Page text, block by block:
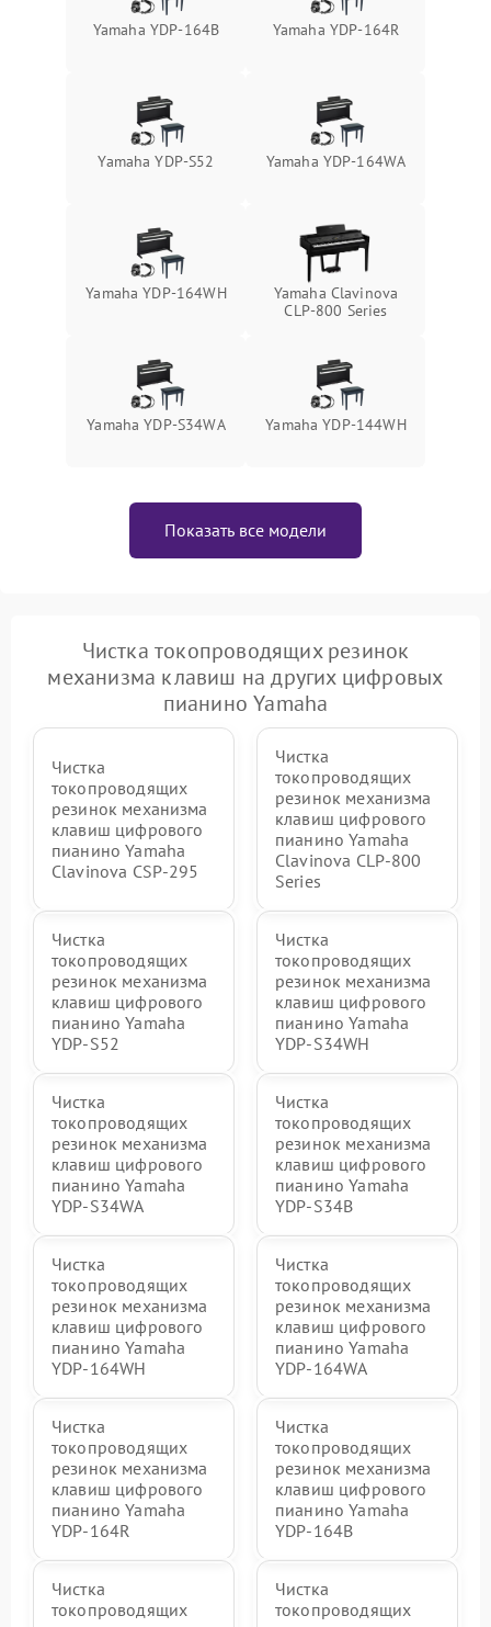
Yamaha YDP-164B Yamaha YDP-164R
Yamaha YDP-S52 Yamaha YDP-164WA
Yamaha YDP-164WH
Yamaha Clavinova
CLP-800 Series
Yamaha YDP-S34WA Yamaha YDP-144WH
Показать все модели
Чистка токопроводящих резинок
механизма клавиш на других цифровых
пианино Yamaha
Чистка
токопроводящих
резинок механизма
клавиш цифрового
пианино Yamaha
Clavinova CSP-295
Чистка
токопроводящих
резинок механизма
клавиш цифрового
пианино Yamaha
Clavinova CLP-800
Series
Чистка
токопроводящих
резинок механизма
клавиш цифрового
пианино Yamaha
YDP-S52
Чистка
токопроводящих
резинок механизма
клавиш цифрового
пианино Yamaha
YDP-S34WH
Чистка
токопроводящих
резинок механизма
клавиш цифрового
пианино Yamaha
YDP-S34WA
Чистка
токопроводящих
резинок механизма
клавиш цифрового
пианино Yamaha
YDP-S34B
Чистка
токопроводящих
резинок механизма
клавиш цифрового
пианино Yamaha
YDP-164WH
Чистка
токопроводящих
резинок механизма
клавиш цифрового
пианино Yamaha
YDP-164WA
Чистка
токопроводящих
резинок механизма
клавиш цифрового
пианино Yamaha
YDP-164R
Чистка
токопроводящих
резинок механизма
клавиш цифрового
пианино Yamaha
YDP-164B
Чистка
токопроводящих
Чистка
токопроводящих